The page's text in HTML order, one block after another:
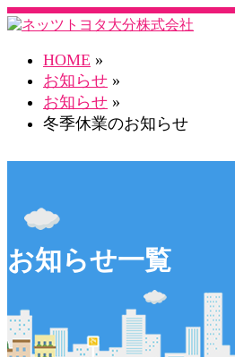
HOME »
お知らせ »
お知らせ »
冬季休業のお知らせ
お知らせ一覧